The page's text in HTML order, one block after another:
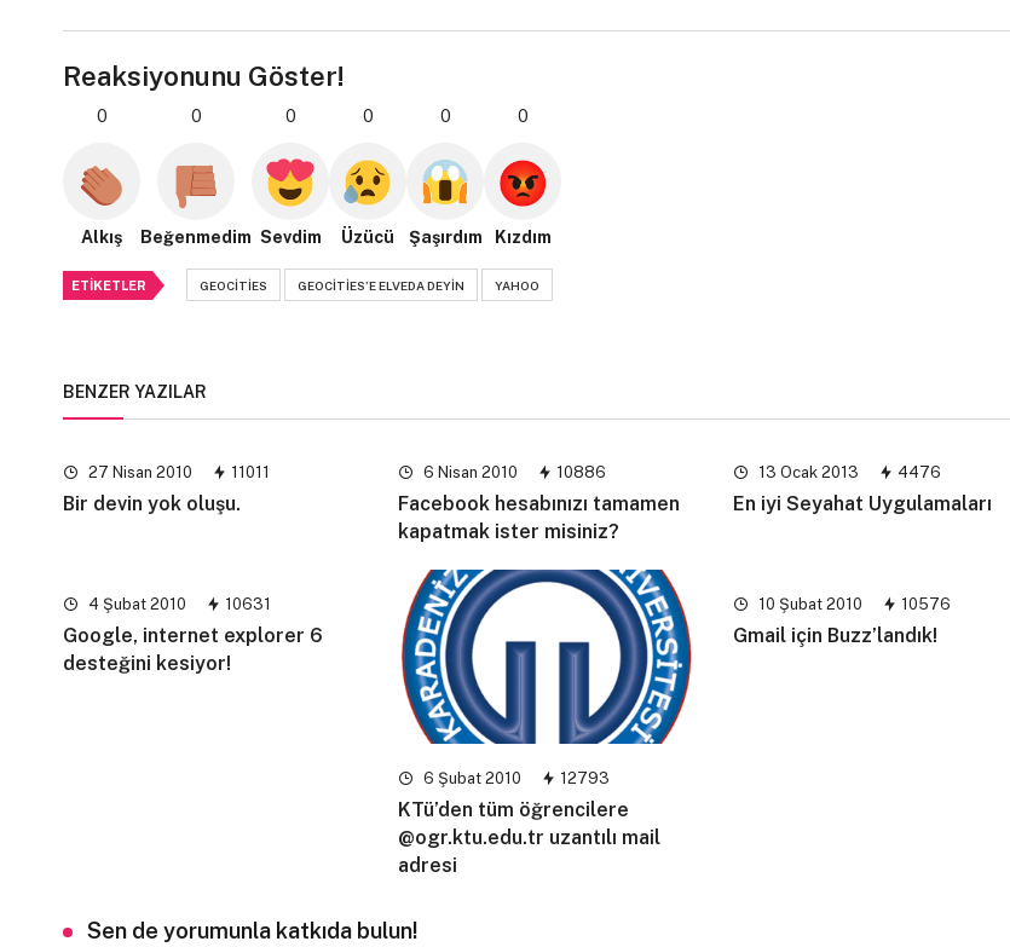
Reaksiyonunu Göster!
0
Alkış
0
Beğenmedim
0
Sevdim
0
Üzücü
0
Şaşırdım
0
Kızdım
ETIKETLER GEOCITIES GEOCITIES'E ELVEDA DEYIN YAHOO
BENZER YAZILAR
27 Nisan 2010 11011
Bir devin yok oluşu.
6 Nisan 2010 10886
Facebook hesabınızı tamamen
kapatmak ister misiniz?
13 Ocak 2013 4476
En iyi Seyahat Uygulamaları
4 Şubat 2010 10631
Google, internet explorer 6
desteğini kesiyor!
6 Şubat 2010 12793
KTü’den tüm öğrencilere
@ogr.ktu.edu.tr uzantılı mail
adresi
10 Şubat 2010 10576
Gmail için Buzz’landık!
Sen de yorumunla katkıda bulun!